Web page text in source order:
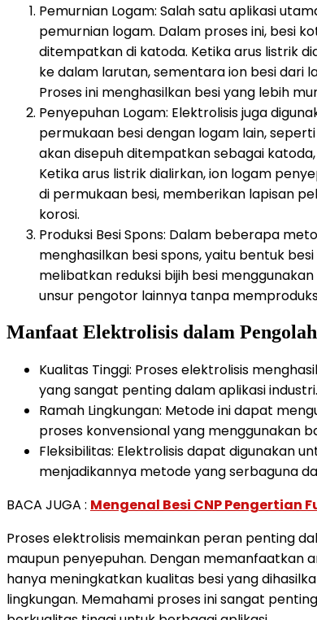
Pemurnian Logam: Salah satu aplikasi
pemurnian logam. Dalam proses ini, besi
ditempatkan di katoda. Ketika arus listrik
ke dalam larutan, sementara ion besi dari
Proses ini menghasilkan besi yang lebih
Penyepuhan Logam: Elektrolisis juga
permukaan besi dengan logam lain,
akan disepuh ditempatkan sebagai
Ketika arus listrik dialirkan, ion logam
di permukaan besi, memberikan lapisan
korosi.
Produksi Besi Spons: Dalam beberapa
menghasilkan besi spons, yaitu bentuk
melibatkan reduksi bijih besi
unsur pengotor lainnya tanpa
Manfaat Elektrolisis dalam
Kualitas Tinggi: Proses elektrolisis
yang sangat penting dalam aplikasi industri.
Ramah Lingkungan: Metode ini dapat
proses konvensional yang menggunakan
Fleksibilitas: Elektrolisis dapat digunakan
menjadikannya metode yang serbaguna
BACA JUGA : Mengenal Besi CNP Pengertian
Proses elektrolisis memainkan peran penting
maupun penyepuhan. Dengan memanfaatkan
hanya meningkatkan kualitas besi yang
lingkungan. Memahami proses ini sangat